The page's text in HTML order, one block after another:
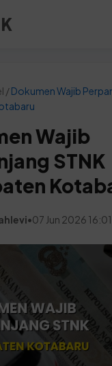
/Dokumen Wajib
Wajib
STNK
•07 Jun 2026